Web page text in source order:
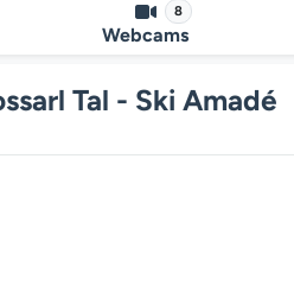
8
Webcams
Tal - Ski Amadé